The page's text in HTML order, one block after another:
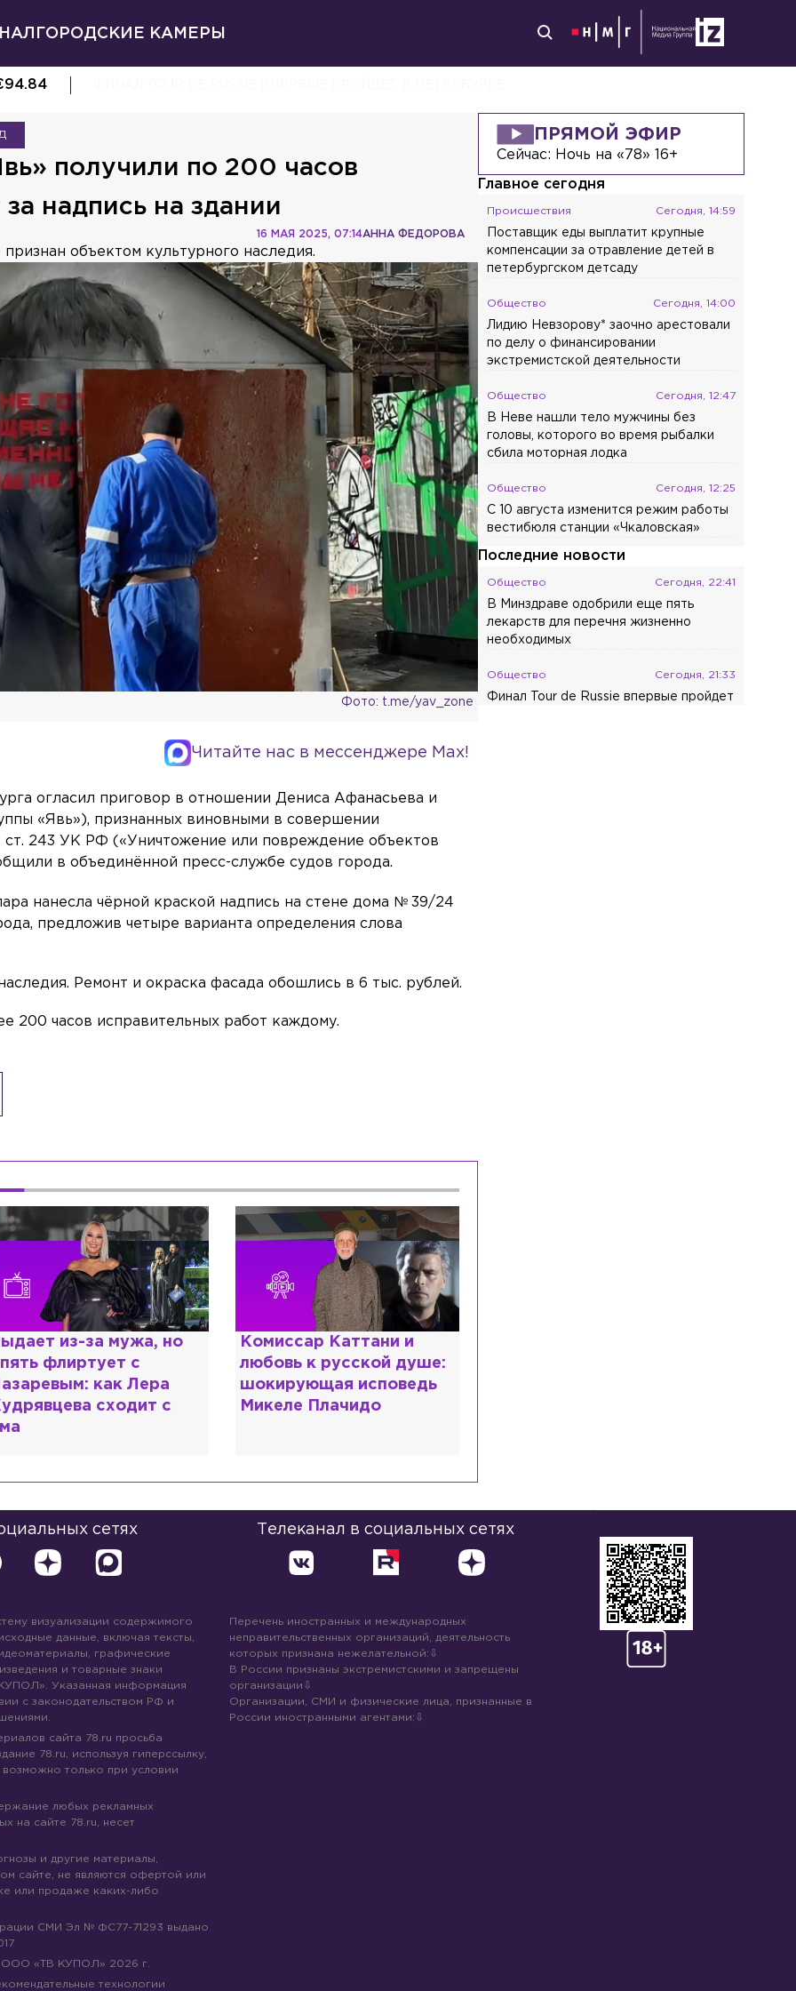
ГОРОДСКИЕ КАМЕРЫ
94.84
получили по 200 часов
надпись на здании
АННА ФЕДОРОВА
16 МАЯ 2025, 07:14
объектом культурного наследия.
Фото: t.me/yav_zone
Читайте нас в мессенджере Max!
огласил приговор в отношении Дениса Афанасьева и
«Явь»), признанных виновными в совершении
ст. 243 УК РФ («Уничтожение или повреждение объектов
в объединённой пресс-службе судов города.
нанесла чёрной краской надпись на стене дома № 39/24
предложив четыре варианта определения слова
Ремонт и окраска фасада обошлись в 6 тыс. рублей.
200 часов исправительных работ каждому.
из-за мужа, но
флиртует с
как Лера
сходит с
Комиссар Каттани и
любовь к русской душе:
шокирующая исповедь
Микеле Плачидо
ПРЯМОЙ ЭФИР
Сейчас: Ночь на «78» 16+
Главное сегодня
Происшествия Сегодня, 14:59
Поставщик еды выплатит крупные
компенсации за отравление детей в
петербургском детсаду
Общество Сегодня, 14:00
Лидию Невзорову* заочно арестовали
по делу о финансировании
экстремистской деятельности
Общество Сегодня, 12:47
В Неве нашли тело мужчины без
головы, которого во время рыбалки
сбила моторная лодка
Общество Сегодня, 12:25
С 10 августа изменится режим работы
вестибюля станции «Чкаловская»
Последние новости
Общество Сегодня, 22:41
В Минздраве одобрили еще пять
лекарств для перечня жизненно
необходимых
Общество Сегодня, 21:33
Финал Tour de Russie впервые пройдет
сетях Телеканал в социальных сетях
визуализации содержимого
данные, включая тексты,
графические
и товарные знаки
Указанная информация
с законодательством РФ и
сайта 78.ru просьба
78.ru, используя гиперссылку,
возможно только при условии
любых рекламных
на сайте 78.ru, несет
и другие материалы,
сайте, не являются офертой или
или продаже каких-либо
СМИ Эл № ФС77-71293 выдано
ООО «ТВ КУПОЛ» 2026 г.
технологии
Перечень иностранных и международных
неправительственных организаций, деятельность
которых признана нежелательной:
В России признаны экстремистскими и запрещены
организации
Организации, СМИ и физические лица, признанные в
России иностранными агентами: